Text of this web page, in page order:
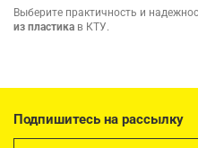
Выберите практичность и
из пластика в КТУ.
Подпишитесь на рассылку